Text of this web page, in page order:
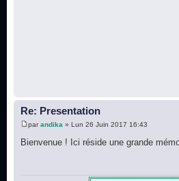
Re: Presentation
parandika » Lun 26 Juin 2017 16:43
Bienvenue ! Ici réside une grande